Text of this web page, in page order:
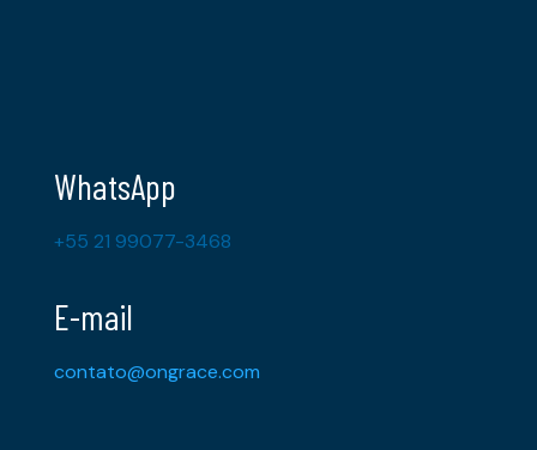
WhatsApp
+55 21 99077-3468
E-mail
contato@ongrace.com